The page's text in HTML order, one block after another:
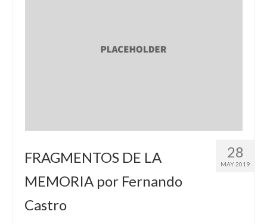
28
MAY 2019
FRAGMENTOS DE LA
MEMORIA por Fernando
Castro